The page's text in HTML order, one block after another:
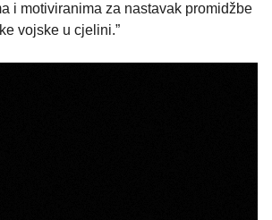
i motiviranima za nastavak promidžbe
vojske u cjelini.”